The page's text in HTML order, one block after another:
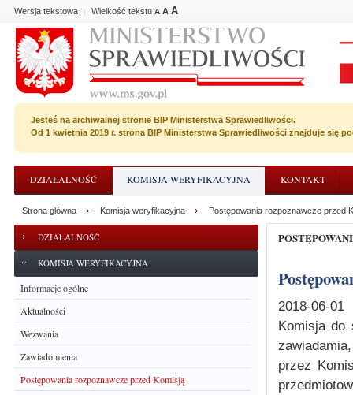
Wersja tekstowa | Wielkość tekstu A A A
Jesteś na archiwalnej stronie BIP Ministerstwa Sprawiedliwości.
Od 1 kwietnia 2019 r. strona BIP Ministerstwa Sprawiedliwości znajduje się
DZIAŁALNOŚĆ KOMISJA WERYFIKACYJNA KONTAKT
DZIAŁALNOŚĆ
KOMISJA WERYFIKACYJNA
Informacje ogólne
Aktualności
Wezwania
Zawiadomienia
Postępowania rozpoznawcze przed Komisją
Strona główna Komisja weryfikacyjna Postępowania rozpoznawcze przed
2018-06-01
Komisja do
przez